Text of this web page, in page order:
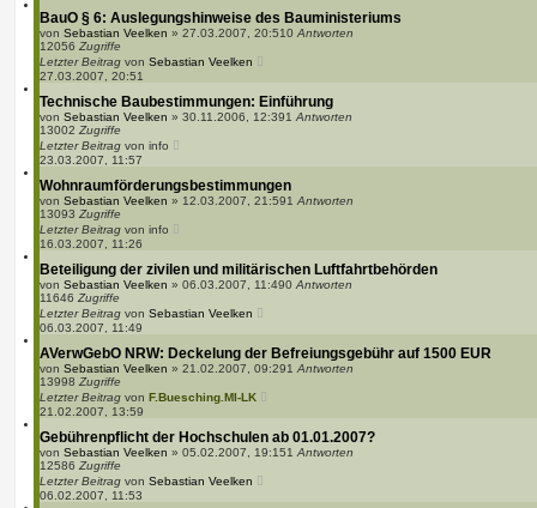
BauO § 6: Auslegungshinweise des Bauministeriums
von Sebastian Veelken » 27.03.2007, 20:510 Antworten
12056 Zugriffe
Letzter Beitrag von Sebastian Veelken
27.03.2007, 20:51
Technische Baubestimmungen: Einführung
von Sebastian Veelken » 30.11.2006, 12:391 Antworten
13002 Zugriffe
Letzter Beitrag von info
23.03.2007, 11:57
Wohnraumförderungsbestimmungen
von Sebastian Veelken » 12.03.2007, 21:591 Antworten
13093 Zugriffe
Letzter Beitrag von info
16.03.2007, 11:26
Beteiligung der zivilen und militärischen Luftfahrtbehörden
von Sebastian Veelken » 06.03.2007, 11:490 Antworten
11646 Zugriffe
Letzter Beitrag von Sebastian Veelken
06.03.2007, 11:49
AVerwGebO NRW: Deckelung der Befreiungsgebühr auf 1500 EUR
von Sebastian Veelken » 21.02.2007, 09:291 Antworten
13998 Zugriffe
Letzter Beitrag von F.Buesching.MI-LK
21.02.2007, 13:59
Gebührenpflicht der Hochschulen ab 01.01.2007?
von Sebastian Veelken » 05.02.2007, 19:151 Antworten
12586 Zugriffe
Letzter Beitrag von Sebastian Veelken
06.02.2007, 11:53